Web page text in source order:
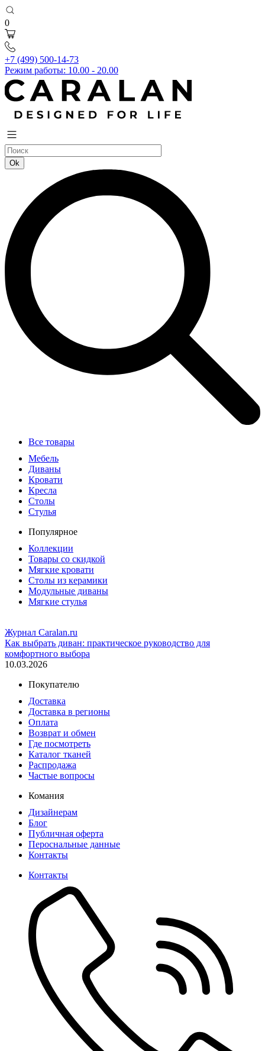
0
+7 (499) 500-14-73
Режим работы: 10.00 - 20.00
Все товары
Мебель
Диваны
Кровати
Кресла
Столы
Стулья
Популярное
Коллекции
Товары со скидкой
Мягкие кровати
Столы из керамики
Модульные диваны
Мягкие стулья
Журнал Caralan.ru
Как выбрать диван: практическое руководство для
комфортного выбора
10.03.2026
Покупателю
Доставка
Доставка в регионы
Оплата
Возврат и обмен
Где посмотреть
Каталог тканей
Распродажа
Частые вопросы
Комания
Дизайнерам
Блог
Публичная оферта
Пероснальные данные
Контакты
Контакты